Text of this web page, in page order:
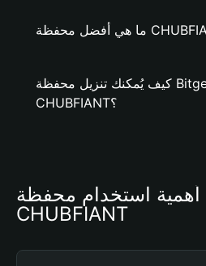
كيف يُمكنك تنزيل محفظة Bitget وإنشاء محفظة
CHUBFIANT؟
أهمية استخدام محفظة
CHUBFIANT